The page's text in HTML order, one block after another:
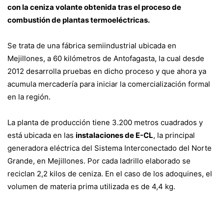
con la ceniza volante obtenida tras el proceso de
combustión de plantas termoeléctricas.
Se trata de una fábrica semiindustrial ubicada en
Mejillones, a 60 kilómetros de Antofagasta, la cual desde
2012 desarrolla pruebas en dicho proceso y que ahora ya
acumula mercadería para iniciar la comercialización formal
en la región.
La planta de producción tiene 3.200 metros cuadrados y
está ubicada en las instalaciones de E-CL, la principal
generadora eléctrica del Sistema Interconectado del Norte
Grande, en Mejillones. Por cada ladrillo elaborado se
reciclan 2,2 kilos de ceniza. En el caso de los adoquines, el
volumen de materia prima utilizada es de 4,4 kg.